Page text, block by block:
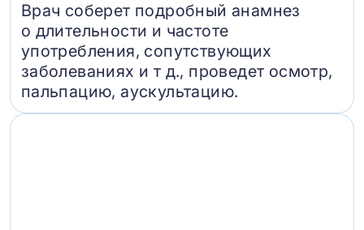
Врач соберет подробный анамнез
о длительности и частоте
употребления, сопутствующих
заболеваниях и т д., проведет осмотр,
пальпацию, аускультацию.